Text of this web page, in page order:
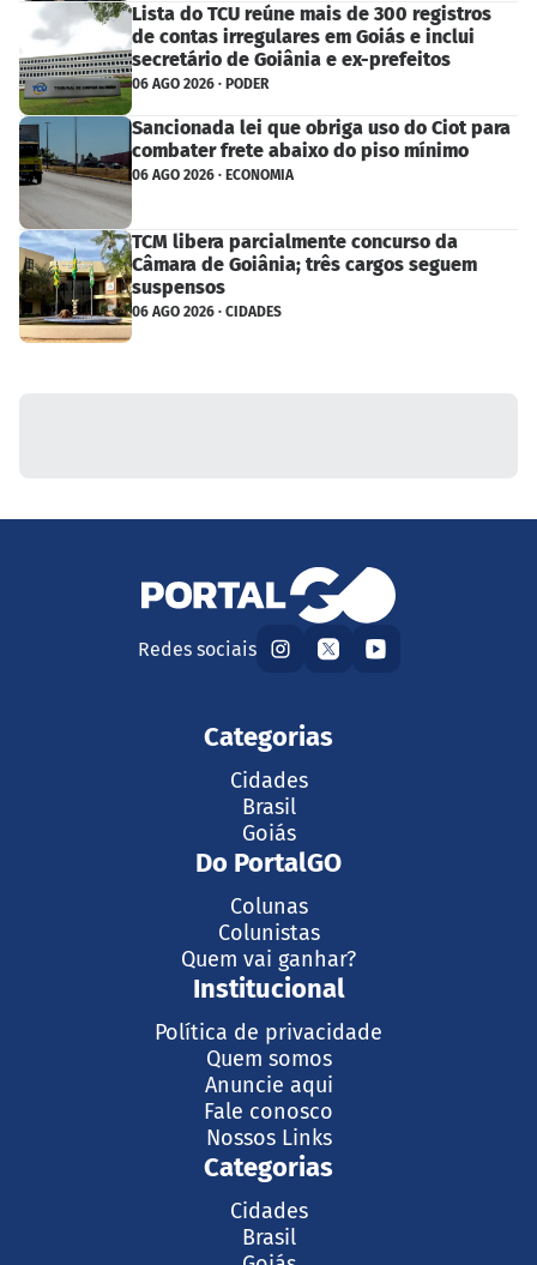
Lista do TCU reúne mais de 300 registros
de contas irregulares em Goiás e inclui
secretário de Goiânia e ex-prefeitos
06 AGO 2026 · PODER
Sancionada lei que obriga uso do Ciot para
combater frete abaixo do piso mínimo
06 AGO 2026 · ECONOMIA
TCM libera parcialmente concurso da
Câmara de Goiânia; três cargos seguem
suspensos
06 AGO 2026 · CIDADES
Redes sociais
Categorias
Cidades
Brasil
Goiás
Do PortalGO
Colunas
Colunistas
Quem vai ganhar?
Institucional
Política de privacidade
Quem somos
Anuncie aqui
Fale conosco
Nossos Links
Categorias
Cidades
Brasil